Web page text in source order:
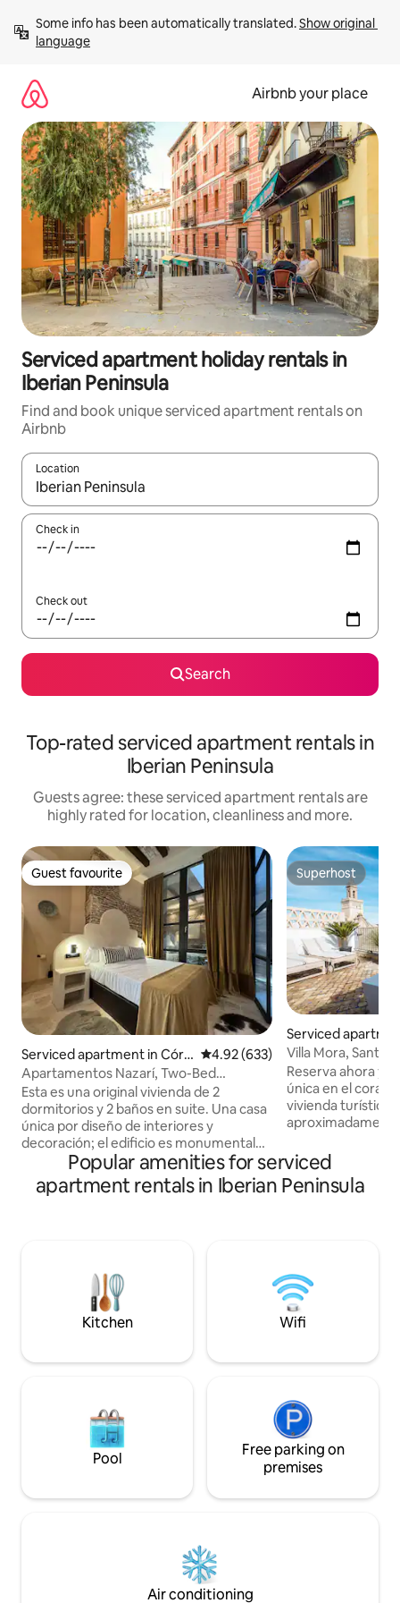
content
Some info has been automatically translated. Show original
language
Airbnb your place
Serviced apartment holiday rentals in
Iberian Peninsula
Find and book unique serviced apartment rentals on
Airbnb
Location
When results are available, navigate with the up and down
Check in
Check out
Search
Top-rated serviced apartment rentals in
Iberian Peninsula
Guests agree: these serviced apartment rentals are
highly rated for location, cleanliness and more.
Guest favourite
Guest favourite
Serviced apartment in Córd
oba
4.92 out of 5 average rating,
4.92 (633)
Apartamentos Nazarí, Two-Bed
Apartment 1
Esta es una original vivienda de 2
dormitorios y 2 baños en suite. Una casa
única por diseño de interiores y
decoración; el edificio es monumental
del siglo XVI y recién rehabilitado, y
disfruta de un Jacuzzi interior en su
apartamento y otro exterior que se
monumental, céntrica, muy original y
silenciosa, ideal para descansar tras un
día de turismo por la bella Córdoba.
Cuenta con 2 amplios dormitorios, el
ambos con camas king size especiales y
comedor con chimenea eléctrica, cocina
americana con utensilios de máxima
calidad, lavadora secadora privada,
horno-microondas, cafetera Nespresso,
Nespresso, etc. Patio andaluz central,
Jacuzzi de exterior con depuradora y
bomba de calor; se alquila por días para
uso exclusivo sólo para su apartamento
Superhost
Superhost
Serviced
ville
Villa Mora, Santa
Reserva ahora y
única en el corazón
vivienda turística
sevillana del siglo
arquitectónica
rehabilitada por
abierta al salón
• calentador de
eléctrica •
de cocina y vajilla • lavadora y secadora
ascensor y WIFI gratuito.
Popular amenities for serviced
apartment rentals in Iberian Peninsula
Kitchen Wifi
Pool
Free parking on
premises
Air conditioning